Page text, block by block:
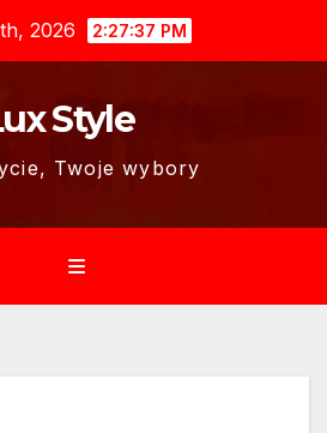
2026 2:27:38 PM
Style
Twoje wybory